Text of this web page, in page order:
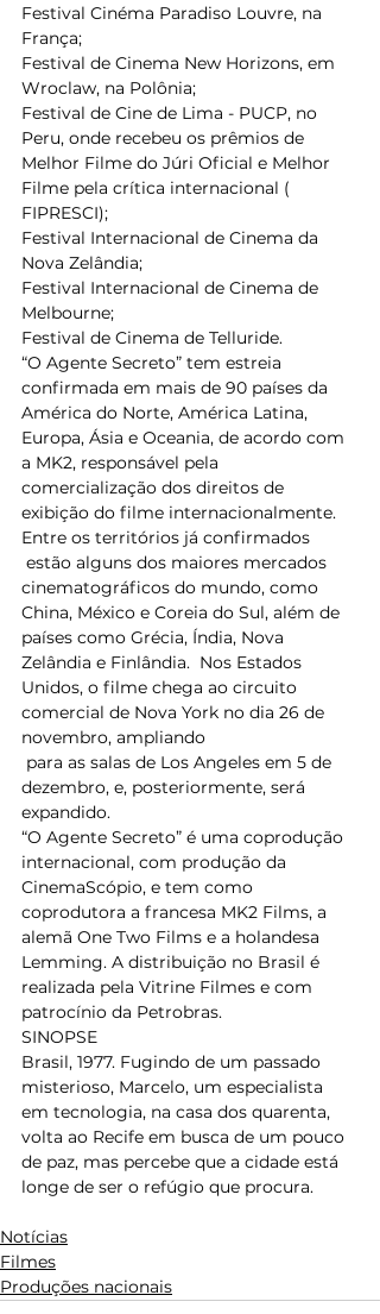
Festival Cinéma Paradiso Louvre, na
França;
Festival de Cinema New Horizons, em
Wroclaw, na Polônia;
Festival de Cine de Lima - PUCP, no
Peru, onde recebeu os prêmios de
Melhor Filme do Júri Oficial e Melhor
Filme pela crítica internacional (
FIPRESCI);
Festival Internacional de Cinema da
Nova Zelândia;
Festival Internacional de Cinema de
Melbourne;
Festival de Cinema de Telluride.
“O Agente Secreto” tem estreia
confirmada em mais de 90 países da
América do Norte, América Latina,
Europa, Ásia e Oceania, de acordo com
a MK2, responsável pela
comercialização dos direitos de
exibição do filme internacionalmente.
Entre os territórios já confirmados
cinematográficos do mundo, como
China, México e Coreia do Sul, além de
países como Grécia, Índia, Nova
Zelândia e Finlândia.  Nos Estados
Unidos, o filme chega ao circuito
comercial de Nova York no dia 26 de
novembro, ampliando
dezembro, e, posteriormente, será
expandido.
“O Agente Secreto” é uma coprodução
internacional, com produção da
CinemaScópio, e tem como
coprodutora a francesa MK2 Films, a
alemã One Two Films e a holandesa
Lemming. A distribuição no Brasil é
realizada pela Vitrine Filmes e com
patrocínio da Petrobras.
SINOPSE
Brasil, 1977. Fugindo de um passado
misterioso, Marcelo, um especialista
em tecnologia, na casa dos quarenta,
volta ao Recife em busca de um pouco
de paz, mas percebe que a cidade está
longe de ser o refúgio que procura.
Notícias
Filmes
Produções nacionais